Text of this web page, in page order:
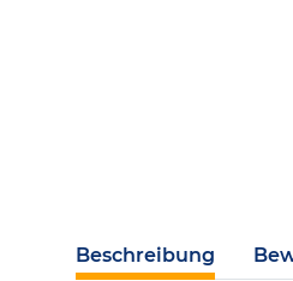
Beschreibung